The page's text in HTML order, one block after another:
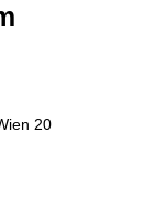
20